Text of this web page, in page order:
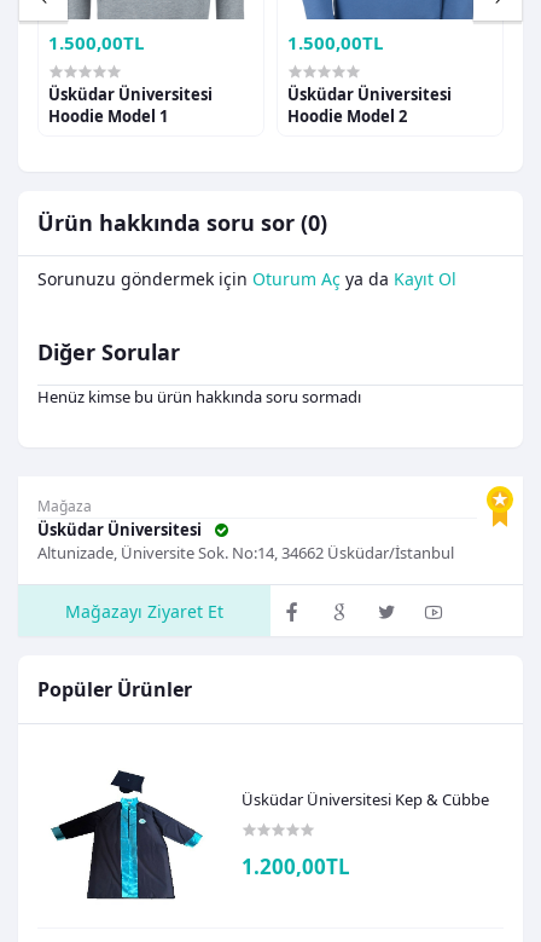
Mağaza
Üsküdar Üniversitesi
Altunizade, Üniversite Sok. No:14, 34662 Üsküdar/İstanbul
Mağazayı Ziyaret Et
Popüler Ürünler
Üsküdar Üniversitesi Kep & Cübbe
1.200,00TL
1.500,00TL
Üsküdar Üniversitesi
Hoodie Model 1
1.500,00TL
Üsküdar Üniversitesi
Hoodie Model 2
Ürün hakkında soru sor (0)
Sorunuzu göndermek için Oturum Aç ya da Kayıt Ol
Diğer Sorular
Henüz kimse bu ürün hakkında soru sormadı